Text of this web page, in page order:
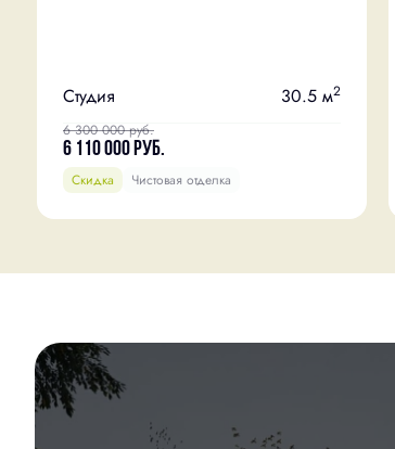
Студия 30.5 м2
6 300 000руб.
6 110 000руб.
Скидка Чистовая отделка